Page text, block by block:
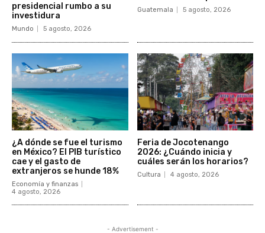
presidencial rumbo a su
investidura
Mundo 5 agosto, 2026
Guatemala 5 agosto, 2026
¿A dónde se fue el turismo
en México? El PIB turístico
cae y el gasto de
extranjeros se hunde 18%
Economía y finanzas
4 agosto, 2026
Feria de Jocotenango
2026: ¿Cuándo inicia y
cuáles serán los horarios?
Cultura 4 agosto, 2026
- Advertisement -